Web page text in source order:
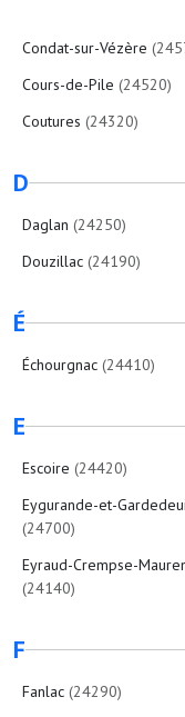
Condat-sur-Vézère
Cours-de-Pile (24520)
Coutures (24320)
D
Daglan (24250)
Douzillac (24190)
É
Échourgnac (24410)
E
Escoire (24420)
Eygurande-et-
(24700)
Eyraud-Crempse-
(24140)
F
Fanlac (24290)